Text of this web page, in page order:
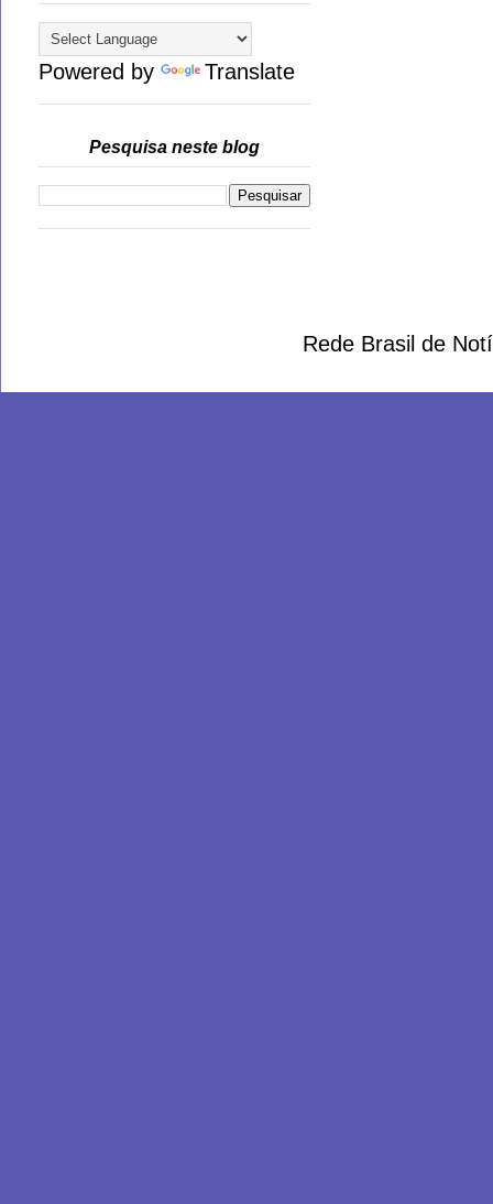
Powered by Translate
Pesquisa neste blog
Rede Brasil de